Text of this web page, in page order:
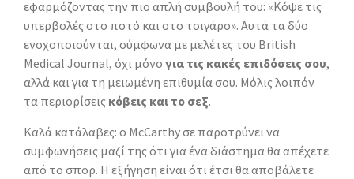
εφαρμόζοντας την πιο απλή συμβουλή του: «Κόψε τις
υπερβολές στο ποτό και στο τσιγάρο». Αυτά τα δύο
ενοχοποιούνται, σύμφωνα με μελέτες του British
Medical Journal, όχι μόνο για τις κακές επιδόσεις σου,
αλλά και για τη μειωμένη επιθυμία σου. Μόλις λοιπόν
τα περιορίσεις κόβεις και το σεξ.
Καλά κατάλαβες: ο McCarthy σε παροτρύνει να
συμφωνήσεις μαζί της ότι για ένα διάστημα θα απέχετε
από το σπορ. Η εξήγηση είναι ότι έτσι θα αποβάλετε